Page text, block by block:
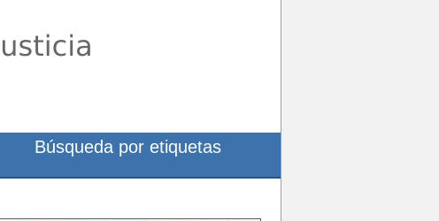
Búsqueda por etiquetas